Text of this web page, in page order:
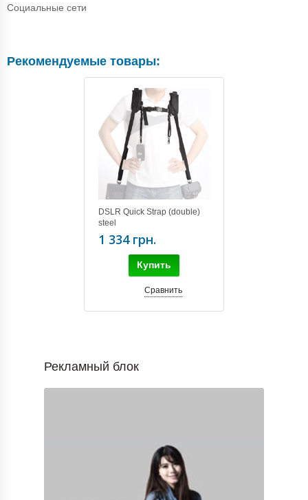
Социальные сети
Рекомендуемые товары:
DSLR Quick Strap (double)
steel
1 334 грн.
Купить
Сравнить
Рекламный блок